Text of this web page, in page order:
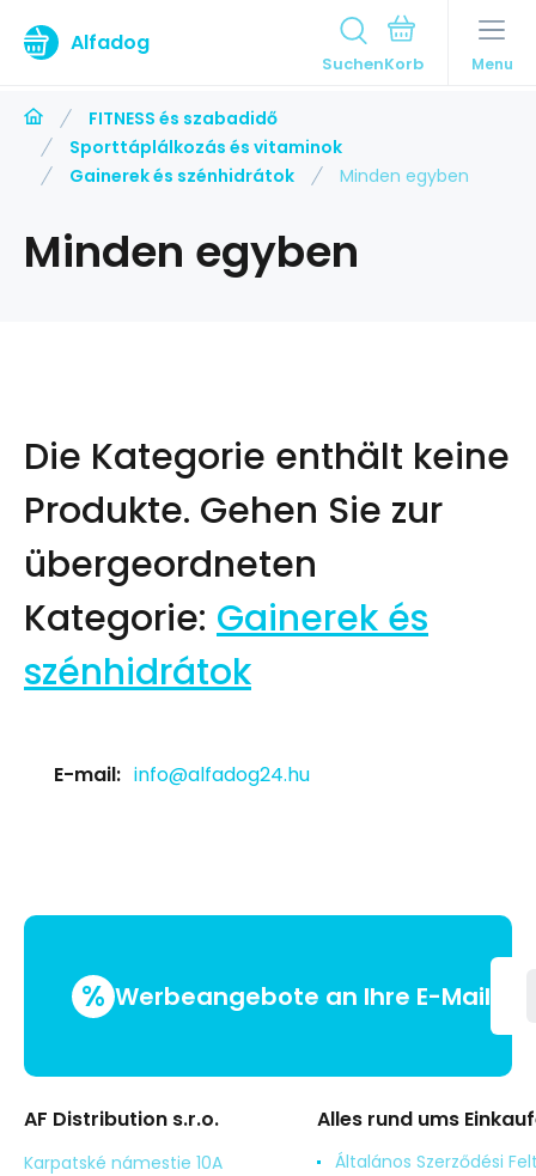
Alfadog
Suchen Menu
FITNESS és szabadidő
Sporttáplálkozás és vitaminok
Gainerek és szénhidrátok
Minden egyben
Minden egyben
Die Kategorie enthält keine
Produkte. Gehen Sie zur
übergeordneten
Kategorie: Gainerek és
szénhidrátok
E-mail: info@alfadog24.hu
% Werbeangebote an Ihre E-Mail
AF Distribution s.r.o.
Karpatské námestie 10A
Alles rund ums
Általános Szerződési